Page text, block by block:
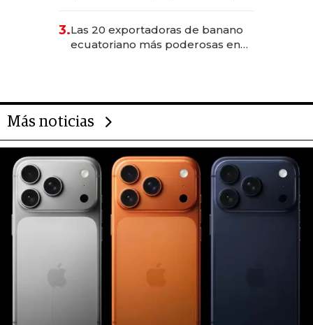
3.Las 20 exportadoras de banano
ecuatoriano más poderosas en
Más noticias